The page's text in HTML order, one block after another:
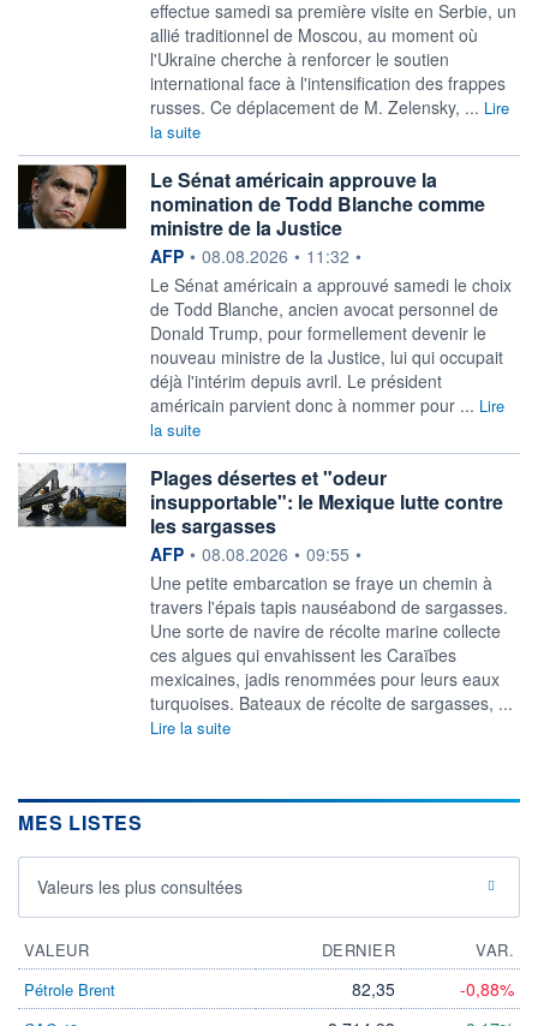
effectue samedi sa première visite en Serbie, un
allié traditionnel de Moscou, au moment où
l'Ukraine cherche à renforcer le soutien
international face à l'intensification des frappes
russes. Ce déplacement de M. Zelensky, ... Lire
la suite
Le Sénat américain approuve la
nomination de Todd Blanche comme
ministre de la Justice
information fournie par
AFP • 08.08.2026 • 11:32 •
Le Sénat américain a approuvé samedi le choix
de Todd Blanche, ancien avocat personnel de
Donald Trump, pour formellement devenir le
nouveau ministre de la Justice, lui qui occupait
déjà l'intérim depuis avril. Le président
américain parvient donc à nommer pour ... Lire
la suite
Plages désertes et "odeur
insupportable": le Mexique lutte contre
les sargasses
information fournie par
AFP • 08.08.2026 • 09:55 •
Une petite embarcation se fraye un chemin à
travers l'épais tapis nauséabond de sargasses.
Une sorte de navire de récolte marine collecte
ces algues qui envahissent les Caraïbes
mexicaines, jadis renommées pour leurs eaux
turquoises. Bateaux de récolte de sargasses, ...
Lire la suite
MES LISTES
Valeurs les plus consultées
VALEUR DERNIER
VAR.
Pétrole Brent
82,35 -0,88%